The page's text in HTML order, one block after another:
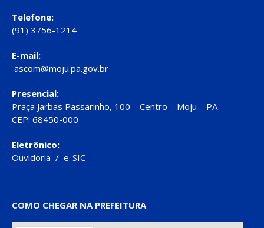
Telefone:
(91) 3756-1214
E-mail:
ascom@moju.pa.gov.br
Presencial:
Praça Jarbas Passarinho, 100 – Centro – Moju – PA
CEP: 68450-000
Eletrônico:
Ouvidoria / e-SIC
COMO CHEGAR NA PREFEITURA